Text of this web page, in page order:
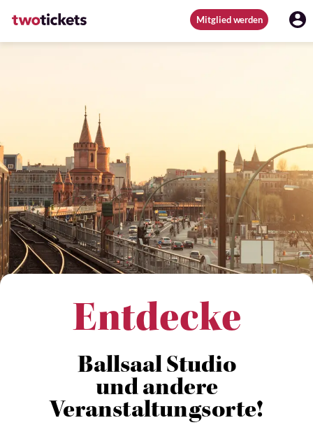
Mitglied werden
Entdecke
Ballsaal Studio
und andere
Veranstaltungsorte!